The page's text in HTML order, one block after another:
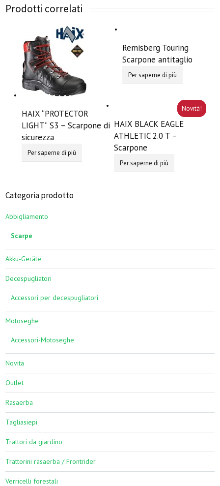
Prodotti correlati
HAIX “PROTECTOR
LIGHT” S3 – Scarpone di
sicurezza
Per saperne di più
Remisberg Touring
Scarpone antitaglio
Per saperne di più
HAIX BLACK EAGLE
ATHLETIC 2.0 T –
Scarpone
Per saperne di più
Categoria prodotto
Abbigliamento
Scarpe
Akku-Geräte
Decespugliatori
Accessori per decespugliatori
Motoseghe
Accessori-Motoseghe
Novita
Outlet
Rasaerba
Tagliasiepi
Trattori da giardino
Trattorini rasaerba / Frontrider
Verricelli forestali